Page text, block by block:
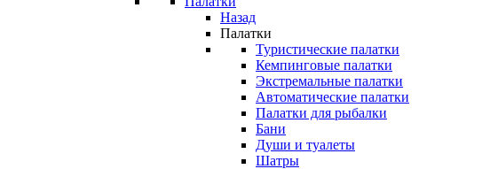
Назад
Палатки
Туристические палатки
Кемпинговые палатки
Экстремальные палатки
Автоматические палатки
Палатки для рыбалки
Бани
Души и туалеты
Шатры